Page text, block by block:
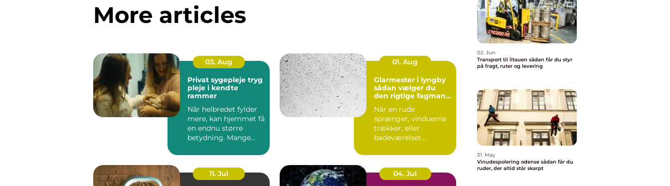
More articles
03. Aug
Privat sygepleje tryg
pleje i kendte
rammer
Når helbredet fylder
mere, kan hjemmet få
en endnu større
betydning. Mange
be...
01. Aug
Glarmester i lyngby
sådan vælger du
den rigtige fagmand
Når en rude
sprænger, vinduerne
trækker, eller
badeværelset
spejl, er en glarmest...
11. Jul
04. Jul
02. Jun
Transport til litauen sådan får du styr
på fragt, ruter og levering
31. May
Vinudespolering odense sådan får du
ruder, der altid står skarpt